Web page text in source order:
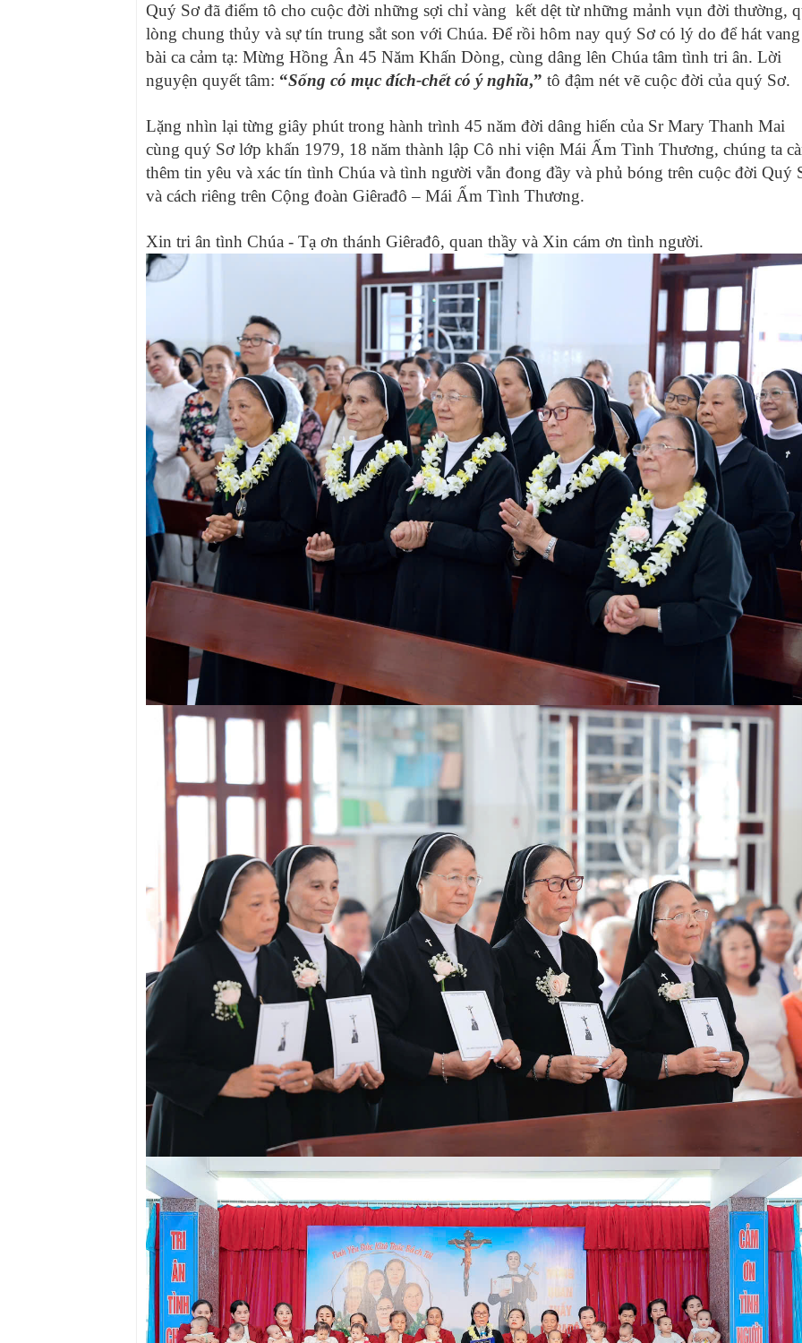
Quý Sơ đã điểm tô cho cuộc đời những sợi chỉ vàng kết dệt từ những mảnh vụn đời thường,
lòng chung thủy và sự tín trung sắt son với Chúa. Để rồi hôm nay quý Sơ có lý do để hát vang
bài ca cảm tạ: Mừng Hồng Ân 45 Năm Khấn Dòng, cùng dâng lên Chúa tâm tình tri ân. Lời
nguyện quyết tâm: “Sống có mục đích-chết có ý nghĩa,” tô đậm nét vẽ cuộc đời của quý Sơ.
Lặng nhìn lại từng giây phút trong hành trình 45 năm đời dâng hiến của Sr Mary Thanh Mai
cùng quý Sơ lớp khấn 1979, 18 năm thành lập Cô nhi viện Mái Ấm Tình Thương, chúng ta
thêm tin yêu và xác tín tình Chúa và tình người vẫn đong đầy và phủ bóng trên cuộc đời Quý
và cách riêng trên Cộng đoàn Giêrađô – Mái Ấm Tình Thương.
Xin tri ân tình Chúa - Tạ ơn thánh Giêrađô, quan thầy và Xin cám ơn tình người.